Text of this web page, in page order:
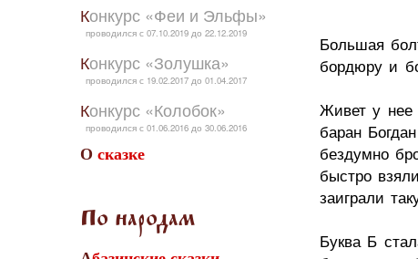
Конкурс «Феи и Эльфы»
проводился с 07.10.2019 до 22.12.2019
Конкурс «Золушка»
проводился с 19.02.2017 до 01.04.2017
Конкурс «Колобок»
проводился с 01.06.2016 до 30.06.2016
О сказке
По народам
Большая
бордюру и
Живет у нее
баран
бездумно
быстро
заиграли
Буква Б